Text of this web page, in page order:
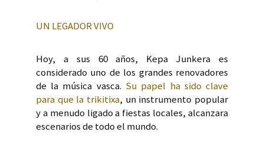
UN LEGADOR VIVO
Hoy, a sus 60 años, Kepa Junkera es
considerado uno de los grandes renovadores
de la música vasca. Su papel ha sido clave
para que la trikitixa, un instrumento popular
y a menudo ligado a fiestas locales, alcanzara
escenarios de todo el mundo.